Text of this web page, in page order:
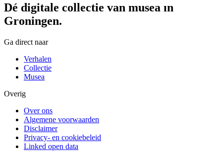
Dé digitale collectie van musea in
Groningen.
Ga direct naar
Verhalen
Collectie
Musea
Overig
Over ons
Algemene voorwaarden
Disclaimer
Privacy- en cookiebeleid
Linked open data